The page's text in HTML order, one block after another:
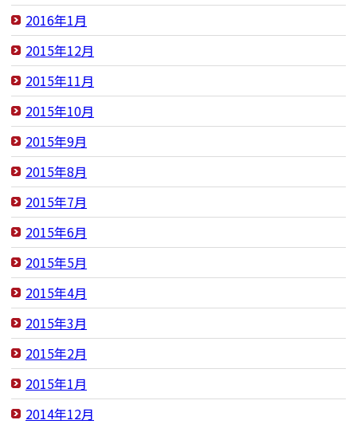
2016年1月
2015年12月
2015年11月
2015年10月
2015年9月
2015年8月
2015年7月
2015年6月
2015年5月
2015年4月
2015年3月
2015年2月
2015年1月
2014年12月